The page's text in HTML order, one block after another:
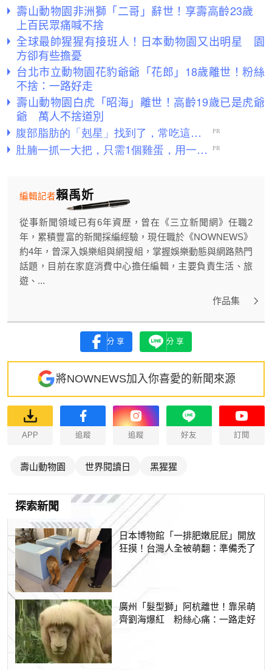
壽山動物園非洲獅「二哥」辭世！享壽高齡23歲
上百民眾痛喊不捨
全球最帥猩猩有接班人！日本動物園又出明星 園
方卻有些擔憂
台北市立動物園花豹爺爺「花郎」18歲離世！粉絲
不捨：一路好走
壽山動物園白虎「昭海」離世！高齡19歲已是虎爺
爺 萬人不捨道別
賴禹妡
編輯記者
從事新聞領域已有6年資歷，曾在《三立新聞網》任職2
年，累積豐富的新聞採編經驗，現任職於《NOWNEWS》
約4年，曾深入娛樂組與網搜組，掌握娛樂動態與網路熱門
話題，目前在家庭消費中心擔任編輯，主要負責生活、旅
遊、...
作品集
分享 分享
將NOWNEWS加入你喜愛的新聞來源
APP 追蹤 追蹤 好友 訂閱
壽山動物園 世界閱讀日 黑猩猩
探索新聞
日本博物館「一排肥嫩屁屁」開放
狂摸！台灣人全被萌翻：準備禿了
廣州「髮型獅」阿杭離世！靠呆萌
齊劉海爆紅 粉絲心痛：一路走好